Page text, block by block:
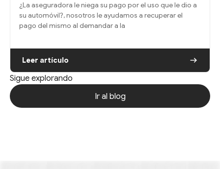
¿La aseguradora le niega su pago por el uso que le dio a
su automóvil?, nosotros le ayudamos a recuperar el
pago del mismo al demandar a la
Leer artículo
Sigue explorando
Ir al blog